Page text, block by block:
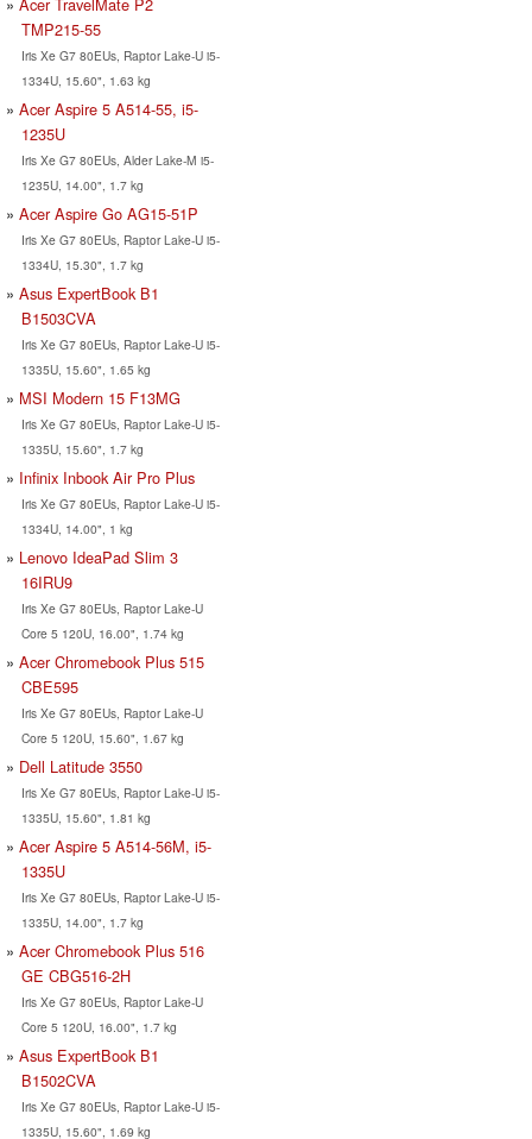
TMP215-55
Iris Xe G7 80EUs, Raptor Lake-U i5-
1334U, 15.60", 1.63 kg
Acer Aspire 5 A514-55, i5-
1235U
Iris Xe G7 80EUs, Alder Lake-M i5-
1235U, 14.00", 1.7 kg
Acer Aspire Go AG15-51P
Iris Xe G7 80EUs, Raptor Lake-U i5-
1334U, 15.30", 1.7 kg
Asus ExpertBook B1
B1503CVA
Iris Xe G7 80EUs, Raptor Lake-U i5-
1335U, 15.60", 1.65 kg
MSI Modern 15 F13MG
Iris Xe G7 80EUs, Raptor Lake-U i5-
1335U, 15.60", 1.7 kg
Infinix Inbook Air Pro Plus
Iris Xe G7 80EUs, Raptor Lake-U i5-
1334U, 14.00", 1 kg
Lenovo IdeaPad Slim 3
16IRU9
Iris Xe G7 80EUs, Raptor Lake-U
Core 5 120U, 16.00", 1.74 kg
Acer Chromebook Plus 515
CBE595
Iris Xe G7 80EUs, Raptor Lake-U
Core 5 120U, 15.60", 1.67 kg
Dell Latitude 3550
Iris Xe G7 80EUs, Raptor Lake-U i5-
1335U, 15.60", 1.81 kg
Acer Aspire 5 A514-56M, i5-
1335U
Iris Xe G7 80EUs, Raptor Lake-U i5-
1335U, 14.00", 1.7 kg
Acer Chromebook Plus 516
GE CBG516-2H
Iris Xe G7 80EUs, Raptor Lake-U
Core 5 120U, 16.00", 1.7 kg
Asus ExpertBook B1
B1502CVA
Iris Xe G7 80EUs, Raptor Lake-U i5-
1335U, 15.60", 1.69 kg